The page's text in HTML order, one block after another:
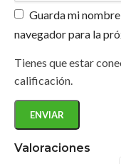
Valoraciones
Guarda mi
navegador para la
Tienes que estar
calificación.